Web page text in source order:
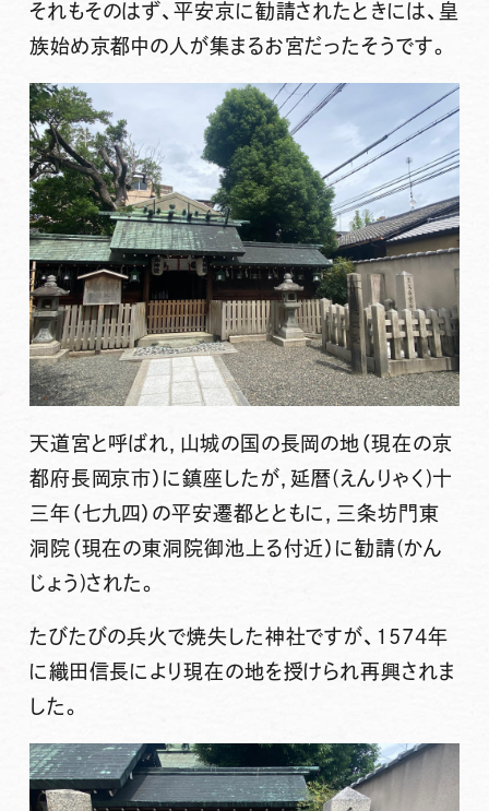
それもそのはず、平安京に勧請されたときには、皇
族始め京都中の人が集まるお宮だったそうです。
天道宮と呼ばれ，山城の国の長岡の地（現在の京
都府長岡京市）に鎮座したが，延暦(えんりゃく)十
三年（七九四）の平安遷都とともに，三条坊門東
洞院（現在の東洞院御池上る付近）に勧請(かん
じょう)された。
たびたびの兵火で焼失した神社ですが、1574年
に織田信長により現在の地を授けられ再興されま
した。